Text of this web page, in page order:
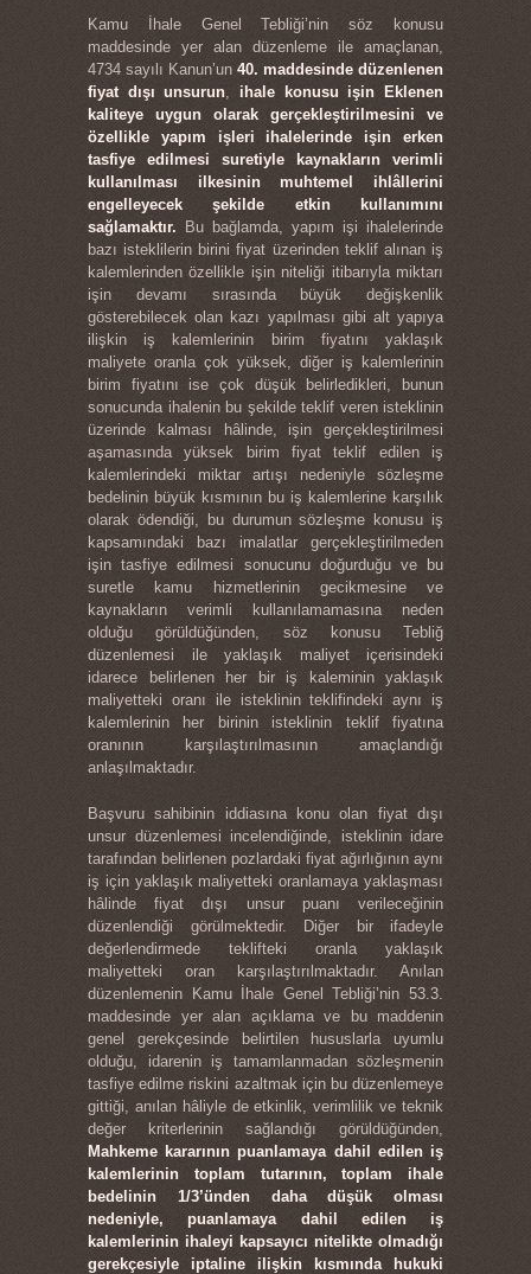
Kamu İhale Genel Tebliği’nin söz konusu
maddesinde yer alan düzenleme ile amaçlanan,
4734 sayılı Kanun’un 40. maddesinde düzenlenen
fiyat dışı unsurun,ihale konusu işin Eklenen
kaliteye uygun olarak gerçekleştirilmesini ve
özellikle yapım işleri ihalelerinde işin erken
tasfiye edilmesi suretiyle kaynakların verimli
kullanılması ilkesinin muhtemel ihlâllerini
engelleyecek şekilde etkin kullanımını
sağlamaktır.
Bu bağlamda, yapım işi ihalelerinde
bazı isteklilerin birini fiyat üzerinden teklif alınan iş
kalemlerinden özellikle işin niteliği itibarıyla miktarı
işin devamı sırasında büyük değişkenlik
gösterebilecek olan kazı yapılması gibi alt yapıya
ilişkin iş kalemlerinin birim fiyatını yaklaşık
maliyete oranla çok yüksek, diğer iş kalemlerinin
birim fiyatını ise çok düşük belirledikleri, bunun
sonucunda ihalenin bu şekilde teklif veren isteklinin
üzerinde kalması hâlinde, işin gerçekleştirilmesi
aşamasında yüksek birim fiyat teklif edilen iş
kalemlerindeki miktar artışı nedeniyle sözleşme
bedelinin büyük kısmının bu iş kalemlerine karşılık
olarak ödendiği, bu durumun sözleşme konusu iş
kapsamındaki bazı imalatlar gerçekleştirilmeden
işin tasfiye edilmesi sonucunu doğurduğu ve bu
suretle kamu hizmetlerinin gecikmesine ve
kaynakların verimli kullanılamamasına neden
olduğu görüldüğünden, söz konusu Tebliğ
düzenlemesi ile yaklaşık maliyet içerisindeki
idarece belirlenen her bir iş kaleminin yaklaşık
maliyetteki oranı ile isteklinin teklifindeki aynı iş
kalemlerinin her birinin isteklinin teklif fiyatına
oranının karşılaştırılmasının amaçlandığı
anlaşılmaktadır.
Başvuru sahibinin iddiasına konu olan fiyat dışı
unsur düzenlemesi incelendiğinde, isteklinin idare
tarafından belirlenen pozlardaki fiyat ağırlığının aynı
iş için yaklaşık maliyetteki oranlamaya yaklaşması
hâlinde fiyat dışı unsur puanı verileceğinin
düzenlendiği görülmektedir. Diğer bir ifadeyle
değerlendirmede teklifteki oranla yaklaşık
maliyetteki oran karşılaştırılmaktadır. Anılan
düzenlemenin Kamu İhale Genel Tebliği’nin 53.3.
maddesinde yer alan açıklama ve bu maddenin
genel gerekçesinde belirtilen hususlarla uyumlu
olduğu, idarenin iş tamamlanmadan sözleşmenin
tasfiye edilme riskini azaltmak için bu düzenlemeye
gittiği, anılan hâliyle de etkinlik, verimlilik ve teknik
değer kriterlerinin sağlandığı görüldüğünden,
Mahkeme kararının puanlamaya dahil edilen iş
kalemlerinin toplam tutarının, toplam ihale
bedelinin 1/3’ünden daha düşük olması
nedeniyle, puanlamaya dahil edilen iş
kalemlerinin ihaleyi kapsayıcı nitelikte olmadığı
gerekçesiyle iptaline ilişkin kısmında hukuki